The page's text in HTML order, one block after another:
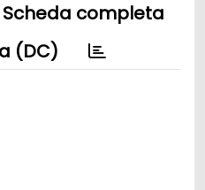
Scheda completa
(DC)